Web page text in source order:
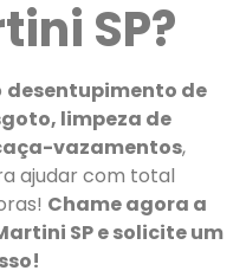
SP?
desentupimento de
limpeza de
vazamentos,
ajudar com total
Chame agora a
SP e solicite um